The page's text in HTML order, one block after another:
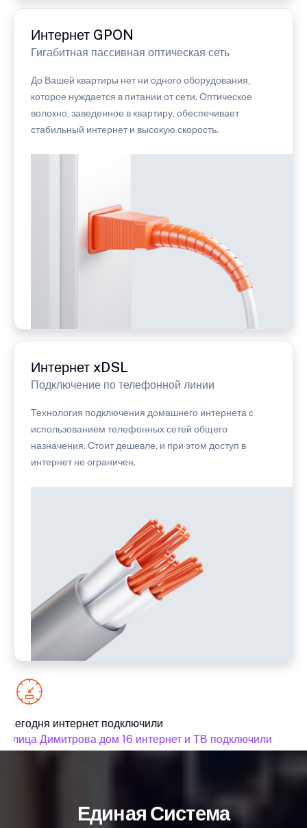
Интернет GPON
Гигабитная пассивная оптическая сеть
До Вашей квартиры нет ни одного оборудования,
которое нуждается в питании от сети. Оптическое
волокно, заведенное в квартиру, обеспечивает
стабильный интернет и высокую скорость.
Интернет xDSL
Подключение по телефонной линии
Технология подключения домашнего интернета с
использованием телефонных сетей общего
назначения. Стоит дешевле, и при этом доступ в
интернет не ограничен.
Сегодня интернет подключили
улица Димитрова дом 16 интернет и ТВ подключили
Единая Система